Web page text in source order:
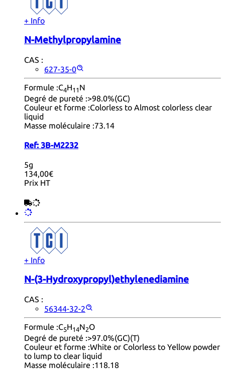
+ Info
N-Methylpropylamine
CAS :
627-35-0
Formule :C4H11 N
Degré de pureté :>98.0%(GC)
Couleur et forme :Colorless to Almost colorless clear
liquid
Masse moléculaire :73.14
Ref: 3B-M2232
5g
134,00€
Prix HT
+ Info
N-(3-Hydroxypropyl)ethylenediamine
CAS :
56344-32-2
Formule :C5H14N2O
Degré de pureté :>97.0%(GC)(T)
Couleur et forme :White or Colorless to Yellow powder
to lump to clear liquid
Masse moléculaire :118.18